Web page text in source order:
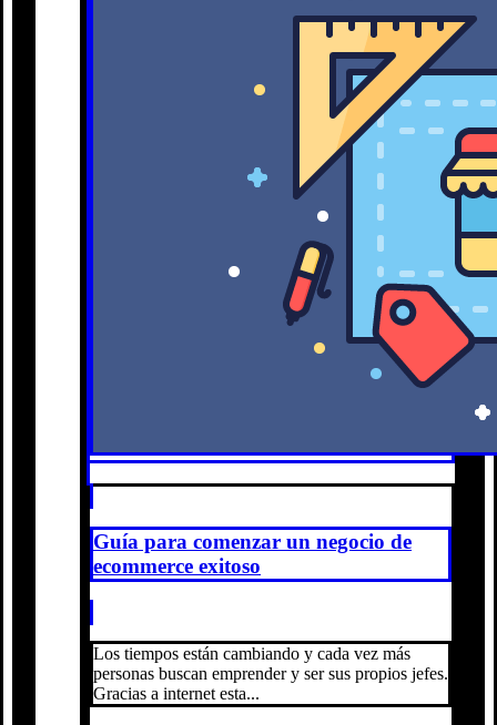
Guía para comenzar un negocio de
ecommerce exitoso
Los tiempos están cambiando y cada vez más
personas buscan emprender y ser sus propios jefes.
Gracias a internet esta...